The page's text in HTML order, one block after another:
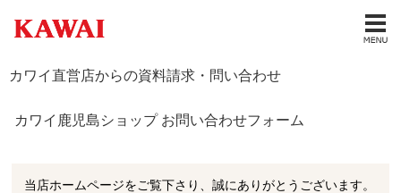
カワイ直営店からの資料請求・問い合わせ
カワイ鹿児島ショップ お問い合わせフォーム
当店ホームページをご覧下さり、誠にありがとうございます。